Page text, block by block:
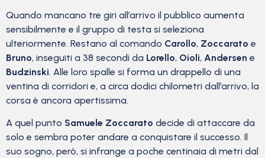
Quando mancano tre giri all’arrivo il pubblico aumenta
sensibilmente e il gruppo di testa si seleziona
ulteriormente. Restano al comando Carollo, Zoccarato e
Bruno, inseguiti a 38 secondi da Lorello, Oioli, Andersen e
Budzinski. Alle loro spalle si forma un drappello di una
ventina di corridori e, a circa dodici chilometri dall’arrivo, la
corsa è ancora apertissima.
A quel punto Samuele Zoccarato decide di attaccare da
solo e sembra poter andare a conquistare il successo. Il
suo sogno, però, si infrange a poche centinaia di metri dal